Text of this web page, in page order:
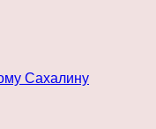
Сахалину